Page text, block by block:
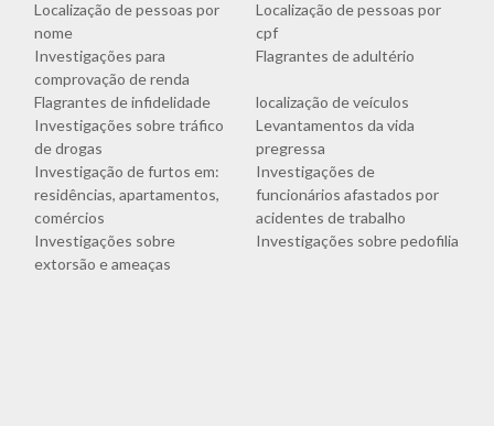
Localização de pessoas por
nome
Localização de pessoas por
cpf
Investigações para
comprovação de renda
Flagrantes de adultério
Flagrantes de infidelidade
localização de veículos
Investigações sobre tráfico
de drogas
Levantamentos da vida
pregressa
Investigação de furtos em:
residências, apartamentos,
comércios
Investigações de
funcionários afastados por
acidentes de trabalho
Investigações sobre
extorsão e ameaças
Investigações sobre pedofilia